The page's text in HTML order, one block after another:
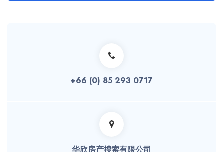
+66 (0) 85 293 0717
华欣房产搜索有限公司